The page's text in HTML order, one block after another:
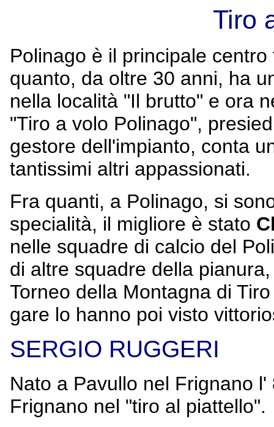
Tiro
Polinago è il principale
quanto, da oltre 30 anni, ha
nella località "Il brutto" e ora
"Tiro a volo Polinago",
gestore dell'impianto, conta
tantissimi altri appassionati.
Fra quanti, a Polinago, si
specialità, il migliore è stato
nelle squadre di calcio del
di altre squadre della
Torneo della Montagna di
gare lo hanno poi visto
SERGIO RUGGERI
Nato a Pavullo nel Frignano
Frignano nel "tiro al piattello".